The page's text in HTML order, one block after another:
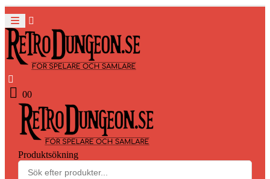
00
Produktsökning